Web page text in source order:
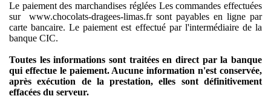
Le paiement des marchandises réglées Les commandes effectuées
sur www.chocolats-dragees-limas.fr sont payables en ligne par
carte bancaire. Le paiement est effectué par l'intermédiaire de la
banque CIC.
Toutes les informations sont traitées en direct par la banque
qui effectue le paiement. Aucune information n'est conservée,
après exécution de la prestation, elles sont définitivement
effacées du serveur.